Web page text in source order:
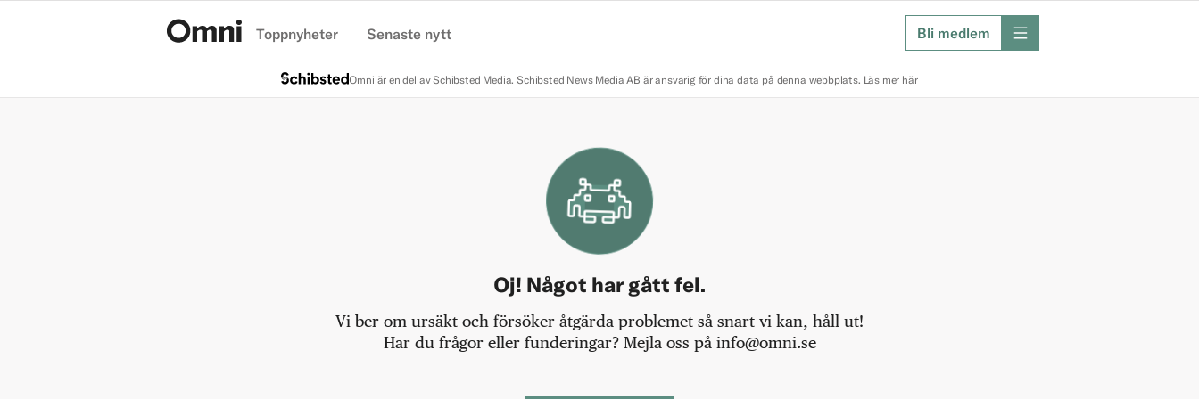
Toppnyheter Senaste nytt Bli medlem meny
Omni är en del av Schibsted Media. Schibsted News Media AB är ansvarig för dina data på denna webbplats. Läs mer här
Oj! Något har gått fel.
Vi ber om ursäkt och försöker åtgärda problemet så snart vi kan, håll ut!
Har du frågor eller funderingar? Mejla oss på info@omni.se